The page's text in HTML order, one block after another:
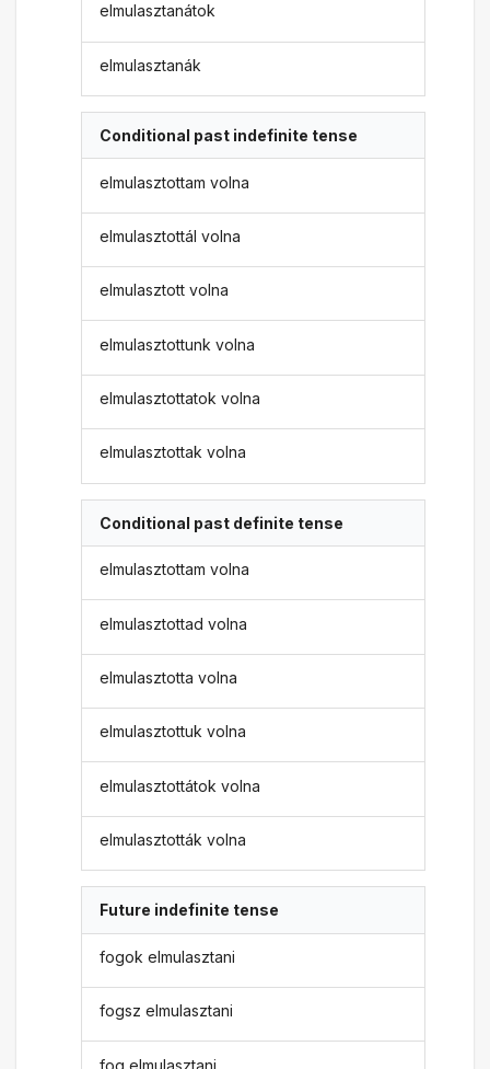
elmulasztanátok
elmulasztanák
Conditional past indefinite tense
elmulasztottam volna
elmulasztottál volna
elmulasztott volna
elmulasztottunk volna
elmulasztottatok volna
elmulasztottak volna
Conditional past definite tense
elmulasztottam volna
elmulasztottad volna
elmulasztotta volna
elmulasztottuk volna
elmulasztottátok volna
elmulasztották volna
Future indefinite tense
fogok elmulasztani
fogsz elmulasztani
fog elmulasztani